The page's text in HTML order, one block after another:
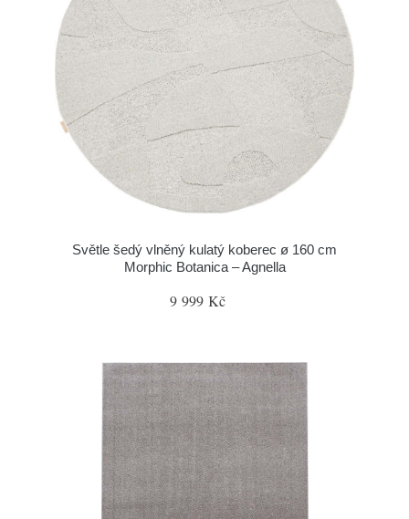
Světle šedý vlněný kulatý koberec ø 160 cm
Morphic Botanica – Agnella
9 999 Kč